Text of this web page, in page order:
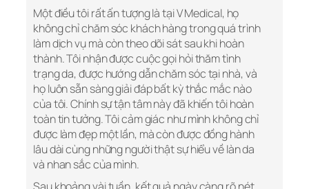
Một điều tôi rất ấn tượng là tại V Medical, họ
không chỉ chăm sóc khách hàng trong quá trình
làm dịch vụ mà còn theo dõi sát sau khi hoàn
thành. Tôi nhận được cuộc gọi hỏi thăm tình
trạng da, được hướng dẫn chăm sóc tại nhà, và
họ luôn sẵn sàng giải đáp bất kỳ thắc mắc nào
của tôi. Chính sự tận tâm này đã khiến tôi hoàn
toàn tin tưởng. Tôi cảm giác như mình không chỉ
được làm đẹp một lần, mà còn được đồng hành
lâu dài cùng những người thật sự hiểu về làn da
và nhan sắc của mình.